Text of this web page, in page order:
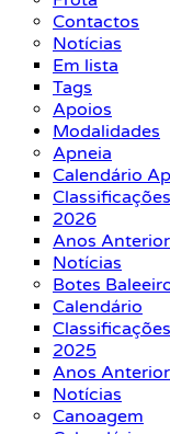
Contactos
Notícias
Em lista
Tags
Apoios
Modalidades
Apneia
Calendário
Classificações
2026
Anos
Notícias
Botes
Calendário
Classificações
2025
Anos
Notícias
Canoagem